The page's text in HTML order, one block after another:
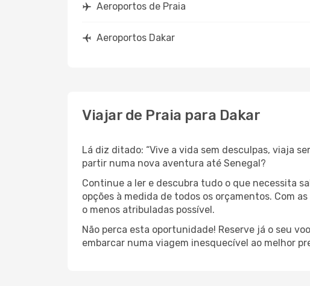
Aeroportos de Praia
Aeroportos Dakar
Viajar de Praia para Dakar
Lá diz ditado: “Vive a vida sem desculpas, viaja
partir numa nova aventura até Senegal?
Continue a ler e descubra tudo o que necessita
opções à medida de todos os orçamentos. Com
o menos atribuladas possível.
Não perca esta oportunidade! Reserve já o seu
embarcar numa viagem inesquecível ao melhor